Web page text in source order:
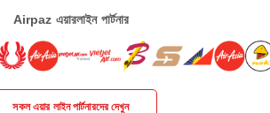
Airpaz এয়ারলাইন পার্টনার
সকল এয়ার লাইন পার্টনারদের দেখুন